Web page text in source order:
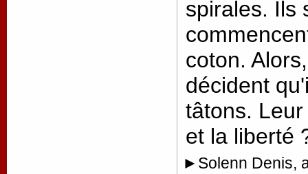
spirales. Ils
coton.
décident
tâtons.
et la
►Solenn Denis,